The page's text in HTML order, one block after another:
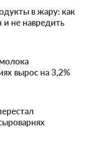
в жару: как
не навредить
вырос на 3,2%